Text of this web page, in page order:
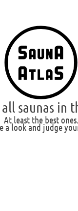
saunas in
At least the best ones.
a look and judge